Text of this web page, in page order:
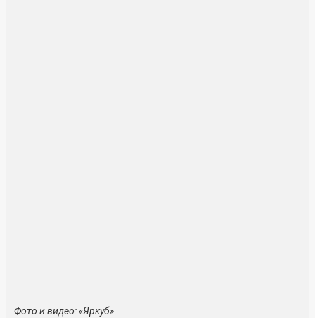
Фото и видео: «Яркуб»